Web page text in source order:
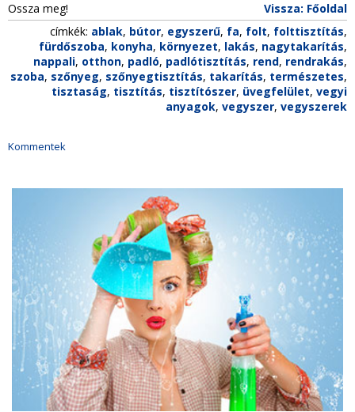
Ossza meg!
Vissza: Főoldal
címkék: ablak, bútor, egyszerű, fa, folt, folttisztítás,
fürdőszoba, konyha, környezet, lakás, nagytakarítás,
nappali, otthon, padló, padlótisztítás, rend, rendrakás,
szoba, szőnyeg, szőnyegtisztítás, takarítás, természetes,
tisztaság, tisztítás, tisztítószer, üvegfelület, vegyi
anyagok, vegyszer, vegyszerek
Kommentek